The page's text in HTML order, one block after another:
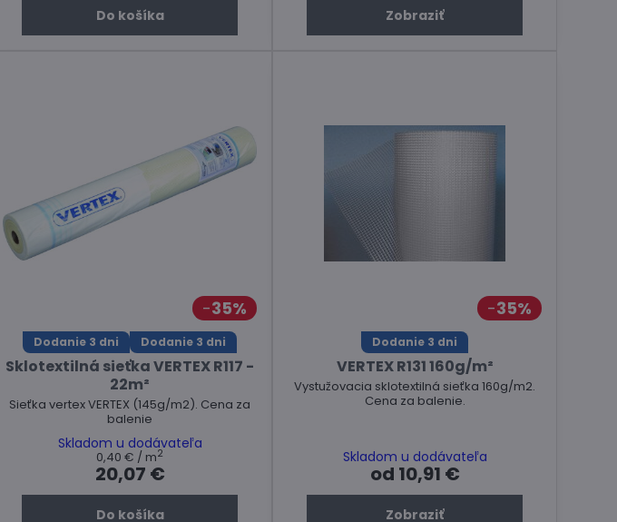
Do košíka Zobraziť
35%
Dodanie 3 dni Dodanie 3 dni
Sklotextilná sieťka VERTEX R117 -
22m²
Sieťka vertex VERTEX (145g/m2). Cena za
balenie
Skladom u dodávateľa
20,07 €
0,40 € / m2
Do košíka
35%
Dodanie 3 dni
VERTEX R131 160g/m²
Vystužovacia sklotextilná sieťka 160g/m2.
Cena za balenie.
Skladom u dodávateľa
od 10,91 €
Zobraziť